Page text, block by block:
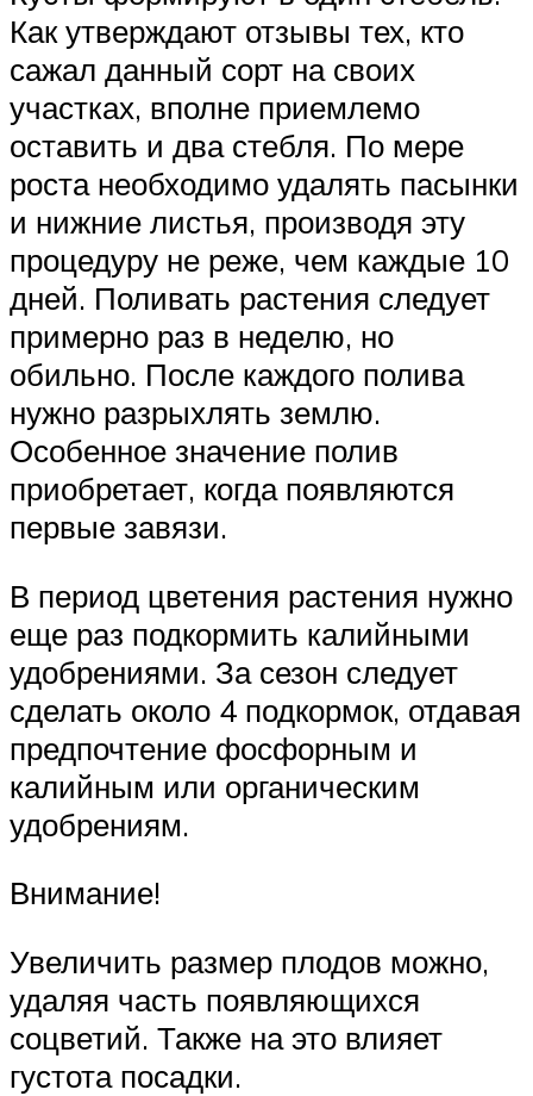
Как утверждают отзывы тех, кто
сажал данный сорт на своих
участках, вполне приемлемо
оставить и два стебля. По мере
роста необходимо удалять пасынки
и нижние листья, производя эту
процедуру не реже, чем каждые 10
дней. Поливать растения следует
примерно раз в неделю, но
обильно. После каждого полива
нужно разрыхлять землю.
Особенное значение полив
приобретает, когда появляются
первые завязи.
В период цветения растения нужно
еще раз подкормить калийными
удобрениями. За сезон следует
сделать около 4 подкормок, отдавая
предпочтение фосфорным и
калийным или органическим
удобрениям.
Внимание!
Увеличить размер плодов можно,
удаляя часть появляющихся
соцветий. Также на это влияет
густота посадки.